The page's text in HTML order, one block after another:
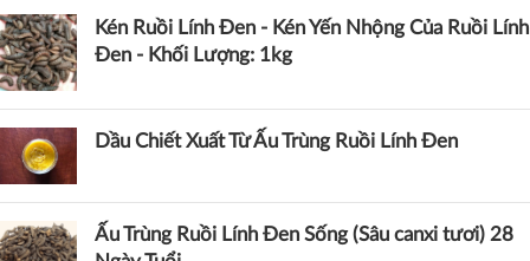
Kén Ruồi Lính Đen - Kén Yến Nhộng Của Ruồi Lính
Đen - Khối Lượng: 1kg
Dầu Chiết Xuất Từ Ấu Trùng Ruồi Lính Đen
Ấu Trùng Ruồi Lính Đen Sống (Sâu canxi tươi) 28